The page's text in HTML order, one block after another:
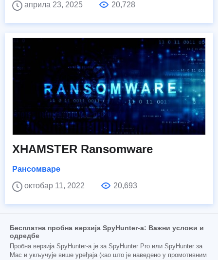
априла 23, 2025
20,728
XHAMSTER Ransomware
Рансомваре
октобар 11, 2022
20,693
Бесплатна пробна верзија SpyHunter-а: Важни услови и
одредбе
Пробна верзија SpyHunter-а је за SpyHunter Pro или SpyHunter за
Mac и укључује више уређаја (као што је наведено у промотивним